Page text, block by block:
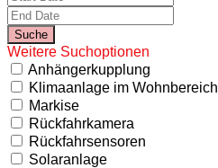
Weitere Suchoptionen
Anhängerkupplung
Klimaanlage im Wohnbereich
Markise
Rückfahrkamera
Rückfahrsensoren
Solaranlage